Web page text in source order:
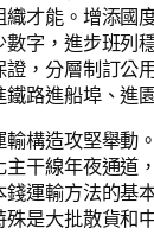
才能。增添國
字，進步班列
，分層制訂公
路進船埠、進
輸構造攻堅舉動
干線年夜通道
運輸方法的基
是大批散貨和